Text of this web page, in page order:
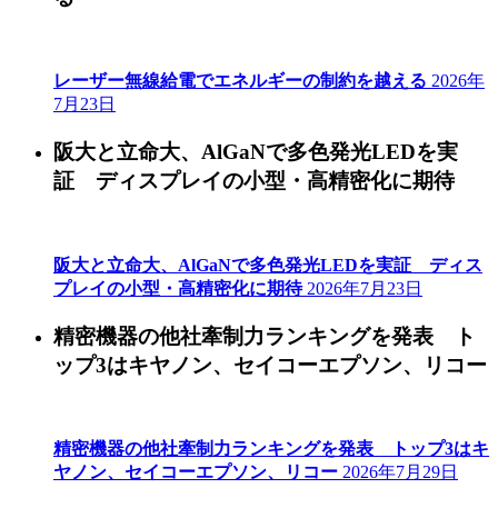
レーザー無線給電でエネルギーの制約を越える 2026年
7月23日
阪大と立命大、AlGaNで多色発光LEDを実
証 ディスプレイの小型・高精密化に期待
阪大と立命大、AlGaNで多色発光LEDを実証 ディス
プレイの小型・高精密化に期待 2026年7月23日
精密機器の他社牽制力ランキングを発表 ト
ップ3はキヤノン、セイコーエプソン、リコー
精密機器の他社牽制力ランキングを発表 トップ3はキ
ヤノン、セイコーエプソン、リコー 2026年7月29日